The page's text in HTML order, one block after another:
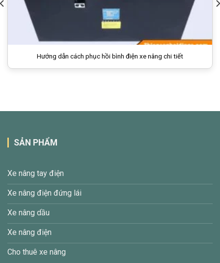
Hướng dẫn cách phục hồi bình điện xe nâng chi tiết
SẢN PHẨM
Xe nâng tay điện
Xe nâng điện đứng lái
Xe nâng dầu
Xe nâng điện
Cho thuê xe nâng